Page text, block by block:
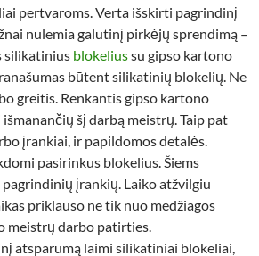
pertvaroms. Verta išskirti pagrindinį
nulemia galutinį pirkėjų sprendimą –
silikatinius blokeliussu gipso kartono
būtent silikatinių blokelių. Ne
greitis. Renkantis gipso kartono
šį darbą meistrų. Taip pat
įrankiai, ir papildomos detalės.
pasirinkus blokelius. Šiems
įrankių. Laiko atžvilgiu
priklauso ne tik nuo medžiagos
meistrų darbo patirties.
atsparumą laimi silikatiniai blokeliai,